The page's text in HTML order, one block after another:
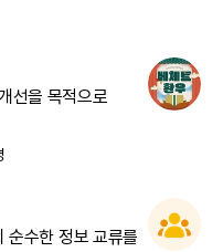
선을 목적으로
순수한 정보 교류를